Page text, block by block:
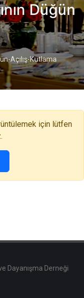
Düğün
Açılış-Kutlama
için lütfen
Dayanışma Derneği